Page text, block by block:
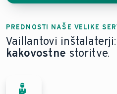
PREDNOSTI NAŠE VELIKE
Vaillantovi inštalaterji:
kakovostne storitve.